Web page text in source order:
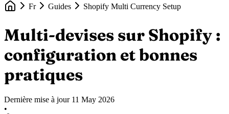
Fr
Guides Shopify Multi Currency Setup
Multi-devises sur Shopify :
configuration et bonnes
pratiques
Dernière mise à jour 11 May 2026
•